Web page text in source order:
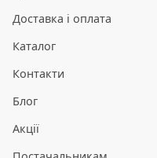
Доставка і оплата
Каталог
Контакти
Блог
Акції